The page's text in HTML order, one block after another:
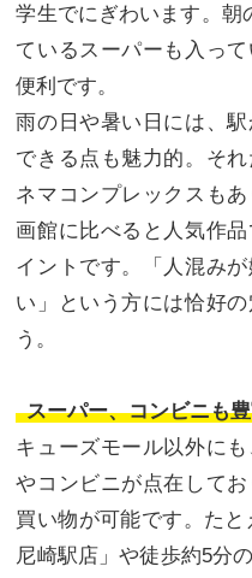
学生でにぎわいます。朝
ているスーパーも入っ
便利です。
雨の日や暑い日には、
できる点も魅力的。そ
ネマコンプレックスも
画館に比べると人気作
イントです。「人混み
い」という方には恰好
う。
スーパー、コンビニも
キューズモール以外に
やコンビニが点在して
買い物が可能です。た
尼崎駅店」や徒歩約5分